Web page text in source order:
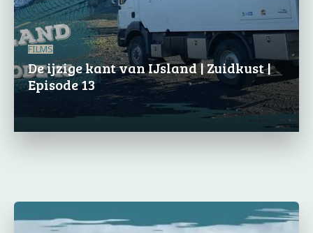
FILMS
De ijzige kant van IJsland | Zuidkust |
Episode 13